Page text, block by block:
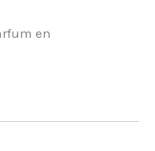
en